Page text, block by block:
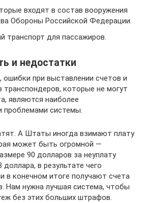
входят в состав вооружения
Обороны Российской Федерации.
транспорт для пассажиров.
и недостатки
при выставлении счетов и
которые не могут
являются наиболее
проблемами системы.
А Штаты иногда взимают плату
может быть огромной —
90 долларов за неуплату
в результате чего
в конечном итоге получают счета
Нам нужна лучшая система, чтобы
без этих больших штрафов.